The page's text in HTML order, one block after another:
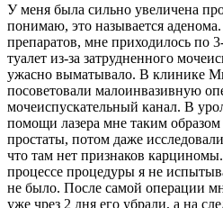
У меня была сильно увеличена
понимаю, это называется
препаратов, мне приходилось по
туалет из-за затрудненного
ужасно выматывало. В клинике
посоветовали малоинвазивную
мочеиспускательный канал. В
помощи лазера мне таким
простаты, потом даже
что там нет признаков
процессе процедуры я не
не было. После самой операции
уже чрез 2 дня его убрали, а на